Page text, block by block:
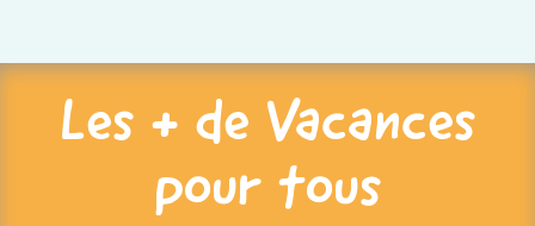
Les + de Vacances
pour tous